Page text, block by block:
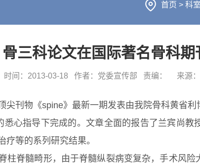
首页 > 科
骨三科论文在国际著名骨科期
时间：2013-03-18 作者：党委宣传部 责编： 来源：
尖刊物《spine》最新一期发表由我院骨科黄省
悉心指导下完成的。文章全面的报告了兰宾尚
等的系列研究结果。
柱脊髓畸形，由于脊髓纵裂病变复杂，手术风